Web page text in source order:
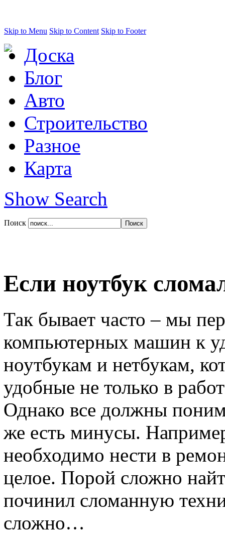
Skip to Menu Skip to Content Skip to Footer
Доска
Блог
Авто
Строительство
Разное
Карта
Show Search
Поиск
Если ноутбук
Так бывает часто – мы
компьютерных машин к
ноутбукам и нетбукам,
удобные не только в
Однако все должны
же есть минусы.
необходимо нести в
целое. Порой сложно
починил сломанную
сложно…